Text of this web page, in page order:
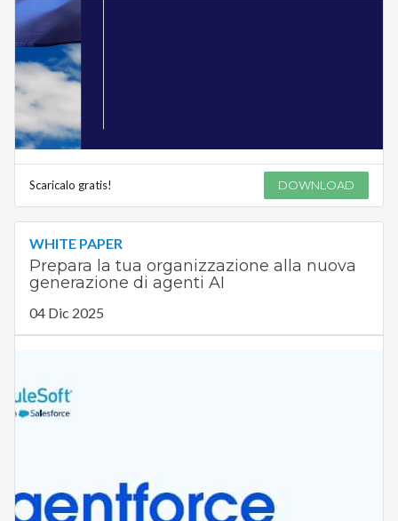
Scaricalo gratis! DOWNLOAD
WHITE PAPER
Prepara la tua organizzazione alla nuova
generazione di agenti AI
04 Dic 2025